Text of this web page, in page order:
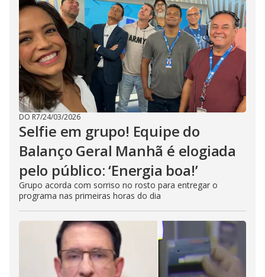
DO R7/24/03/2026
Selfie em grupo! Equipe do
Balanço Geral Manhã é elogiada
pelo público: ‘Energia boa!’
Grupo acorda com sorriso no rosto para entregar o
programa nas primeiras horas do dia